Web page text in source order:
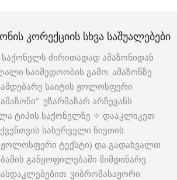
ᲙᲝᲠᲔᲥᲪᲘᲘᲡ ᲡᲮᲕᲐ ᲡᲐᲨᲣᲐᲚᲔᲑᲔᲑᲘ
ძირითადად ამაზონიდან
საიმედოობის გამო. ამაზონზე
საიტის ჟოლოსფერი
უზარმაზარ არჩევანს
ტიპის საქონელზე ✧ დააკლიკეთ
სასურველი ნივთის
ტექსტი) და გადახვალთ
განყოფილებაში მიმდინარე
ვიბრომასაჟორი